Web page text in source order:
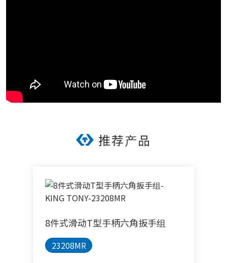
推荐产品
8件式滑动T型手柄六角扳手组
23208MR